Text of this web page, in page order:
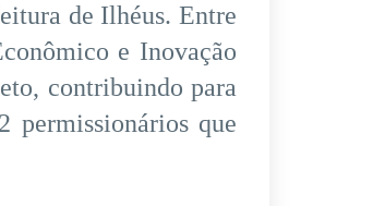
de Ilhéus. Entre
e Inovação
contribuindo para
permissionários que